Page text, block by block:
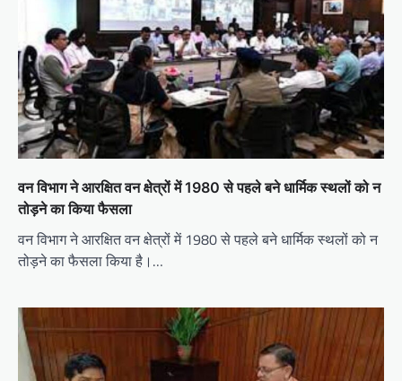
वन विभाग ने आरक्षित वन क्षेत्रों में 1980 से पहले बने धार्मिक स्थलों को न
तोड़ने का किया फैसला
वन विभाग ने आरक्षित वन क्षेत्रों में 1980 से पहले बने धार्मिक स्थलों को न
तोड़ने का फैसला किया है।…